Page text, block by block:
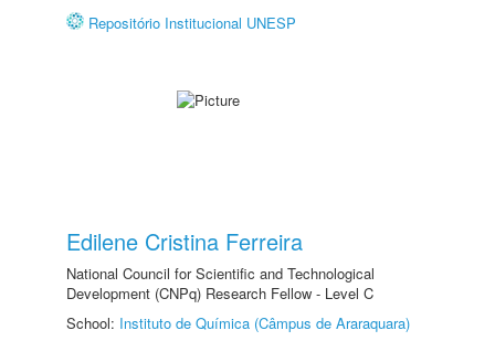
Repositório Institucional UNESP
Edilene Cristina Ferreira
National Council for Scientific and Technological
Development (CNPq) Research Fellow - Level C
School: Instituto de Química (Câmpus de Araraquara)